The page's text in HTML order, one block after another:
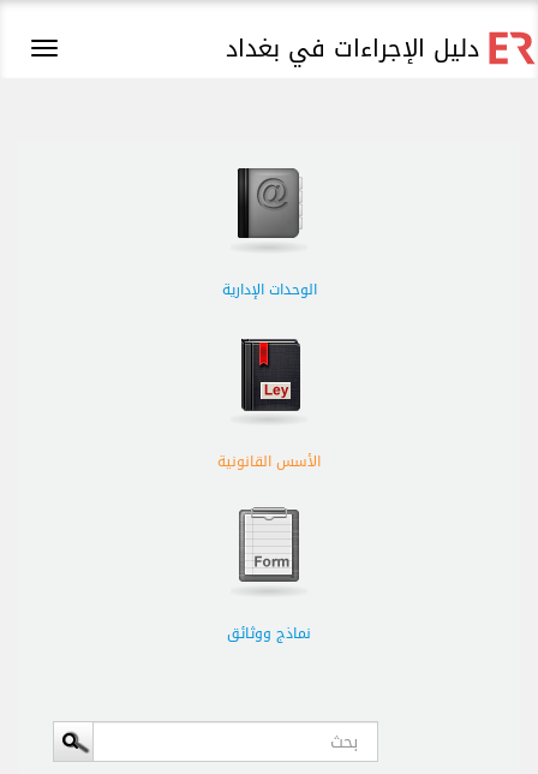
دليل الإجراءات في بغداد
الوحدات الإدارية
الأسس القانونية
نماذج ووثائق